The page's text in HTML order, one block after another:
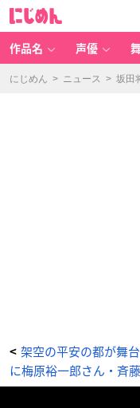
ェ
ム』
ッ
作品名 声優
にじめん > ニュース > 坂田
< 架空の平安の都が舞
に梅原裕一郎さん・斉